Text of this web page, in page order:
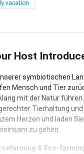
vacation
Host
symbiotischen
Mensch und Tier
mit der Natur
Tierhaltung
Herzen und laden
zu gehen.
& Eco-